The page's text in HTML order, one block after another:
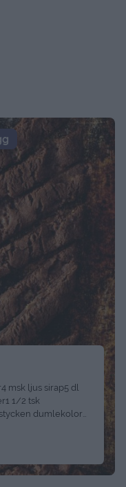
msk ljus sirap5 dl
1/2 tsk
dumlekolor
och
sedan …Continued